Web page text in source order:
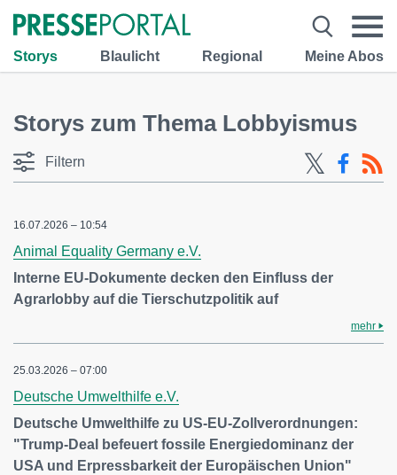
Storys Blaulicht Regional Meine Abos
Storys zum Thema Lobbyismus
Filtern
16.07.2026 – 10:54
Animal Equality Germany e.V.
Interne EU-Dokumente decken den Einfluss der
Agrarlobby auf die Tierschutzpolitik auf
mehr
25.03.2026 – 07:00
Deutsche Umwelthilfe e.V.
Deutsche Umwelthilfe zu US-EU-Zollverordnungen:
"Trump-Deal befeuert fossile Energiedominanz der
USA und Erpressbarkeit der Europäischen Union"